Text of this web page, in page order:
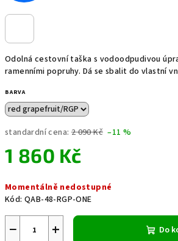
Odolná cestovní taška s vodoodpudivou
ramenními popruhy. Dá se sbalit do vlastní
BARVA
standardní cena: 2 090 Kč –11 %
1 860 Kč
cena:
Momentálně nedostupné
Kód: QAB-48-RGP-ONE
+
− Do